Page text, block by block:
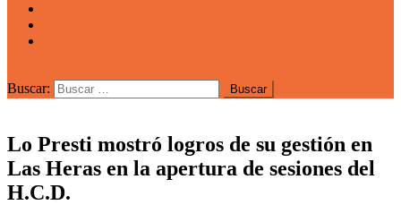
Buscar:
Lo Presti mostró logros de su gestión en
Las Heras en la apertura de sesiones del
H.C.D.